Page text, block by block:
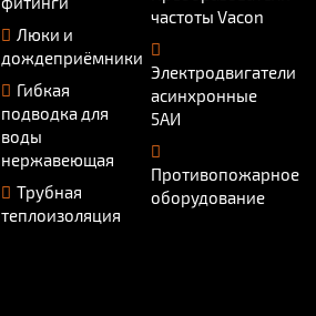
Люки и
дождеприёмники
Гибкая
подводка для
воды
нержавеющая
Трубная
теплоизоляция
частоты Vacon
Электродвигатели
асинхронные
5АИ
Противопожарное
оборудование